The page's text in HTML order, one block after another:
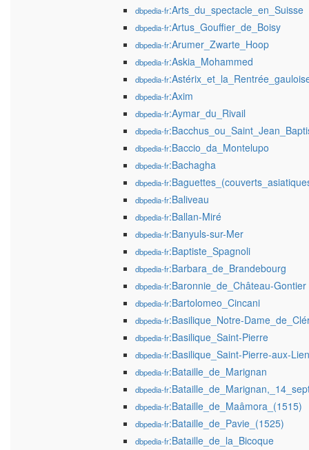
dbpedia-fr:Arts_du_spectacle_en_Suisse
dbpedia-fr:Artus_Gouffier_de_Boisy
dbpedia-fr:Arumer_Zwarte_Hoop
dbpedia-fr:Askia_Mohammed
dbpedia-fr
dbpedia-fr:Axim
dbpedia-fr:Aymar_du_Rivail
dbpedia-fr
dbpedia-fr:Baccio_da_Montelupo
dbpedia-fr:Bachagha
dbpedia-fr
dbpedia-fr:Baliveau
dbpedia-fr:Ballan-Miré
dbpedia-fr:Banyuls-sur-Mer
dbpedia-fr:Baptiste_Spagnoli
dbpedia-fr:Barbara_de_Brandebourg
dbpedia-fr:Baronnie_de_Château-Gontier
dbpedia-fr:Bartolomeo_Cincani
dbpedia-fr:Basilique_Notre-
dbpedia-fr:Basilique_Saint-Pierre
dbpedia-fr:Basilique_Saint-Pierre-aux-
dbpedia-fr:Bataille_de_Marignan
dbpedia-fr
dbpedia-fr:Bataille_de_Maâmora_(1515)
dbpedia-fr:Bataille_de_Pavie_(1525)
dbpedia-fr:Bataille_de_la_Bicoque